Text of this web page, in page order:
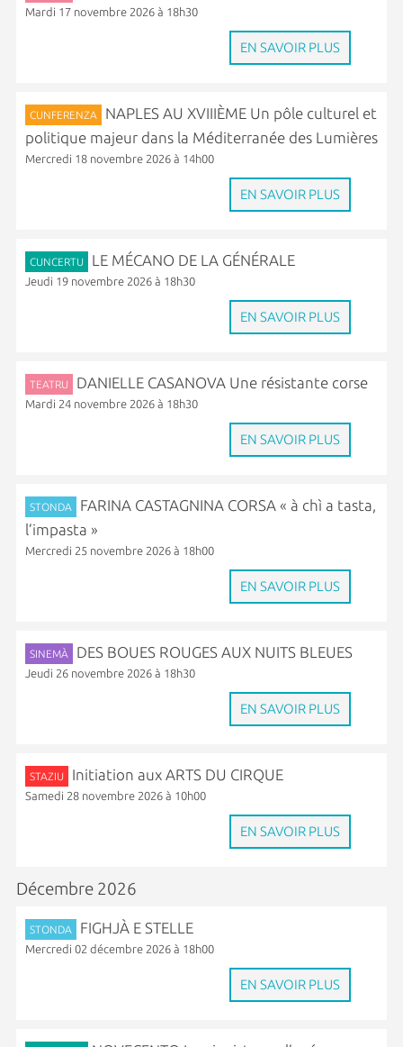
Mardi 17 novembre 2026 à 18h30
EN SAVOIR PLUS
CUNFERENZA
NAPLES AU XVIIIÈME Un pôle culturel et
politique majeur dans la Méditerranée des Lumières
Mercredi 18 novembre 2026 à 14h00
EN SAVOIR PLUS
CUNCERTU LE MÉCANO DE LA GÉNÉRALE
Jeudi 19 novembre 2026 à 18h30
EN SAVOIR PLUS
TEATRU DANIELLE CASANOVA Une résistante corse
Mardi 24 novembre 2026 à 18h30
EN SAVOIR PLUS
STONDA
FARINA CASTAGNINA CORSA « à chì a tasta,
l’impasta »
Mercredi 25 novembre 2026 à 18h00
EN SAVOIR PLUS
SINEMÀ DES BOUES ROUGES AUX NUITS BLEUES
Jeudi 26 novembre 2026 à 18h30
EN SAVOIR PLUS
STAZIU Initiation aux ARTS DU CIRQUE
Samedi 28 novembre 2026 à 10h00
EN SAVOIR PLUS
Décembre 2026
STONDA FIGHJÀ E STELLE
Mercredi 02 décembre 2026 à 18h00
EN SAVOIR PLUS